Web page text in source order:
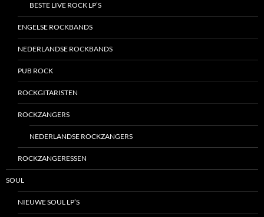
BESTE LIVE ROCK LP’S
ENGELSE ROCKBANDS
NEDERLANDSE ROCKBANDS
PUB ROCK
ROCKGITARISTEN
ROCKZANGERS
NEDERLANDSE ROCKZANGERS
ROCKZANGERESSEN
SOUL
NIEUWE SOUL LP’S